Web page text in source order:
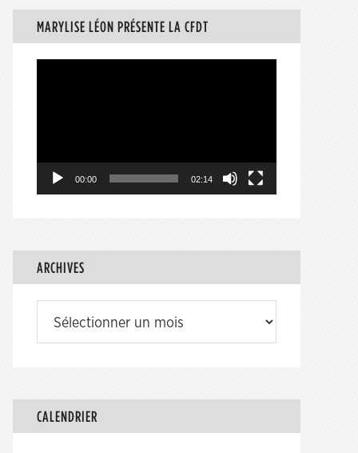
articles
MARYLISE LÉON PRÉSENTE LA CFDT
00:00 02:14
ARCHIVES
CALENDRIER